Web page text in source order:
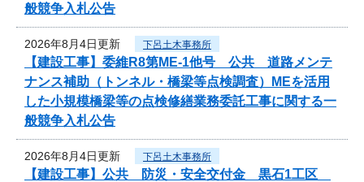
般競争入札公告
2026年8月4日更新 下呂土木事務所
【建設工事】委維R8第ME-1他号 公共 道路メンテ
ナンス補助（トンネル・橋梁等点検調査）MEを活用
した小規模橋梁等の点検修繕業務委託工事に関する一
般競争入札公告
2026年8月4日更新 下呂土木事務所
【建設工事】公共 防災・安全交付金 黒石1工区